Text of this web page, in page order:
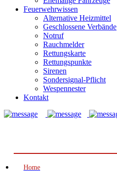
Feuerwehrwissen
Alternative Heizmittel
Geschlossene Verbände
Notruf
Rauchmelder
Rettungskarte
Rettungspunkte
Sirenen
Sondersignal-Pflicht
Wespennester
Kontakt
Home